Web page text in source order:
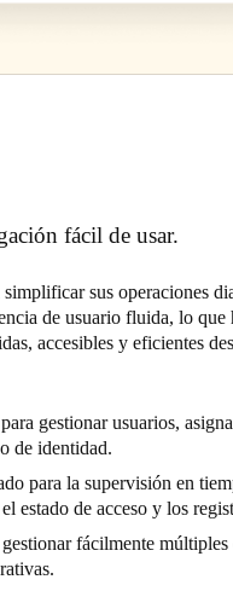
fácil de usar.
sus operaciones
de usuario fluida, lo que
accesibles y eficientes
gestionar usuarios,
de identidad.
para la supervisión en
estado de acceso y los
fácilmente